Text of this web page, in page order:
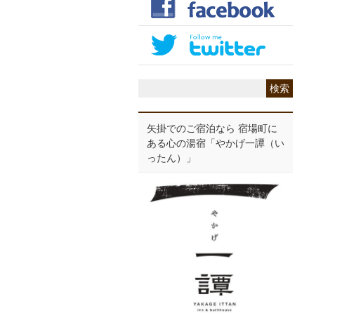
矢掛でのご宿泊なら 宿場町に
ある心の湯宿「やかげ一譚（い
ったん）」